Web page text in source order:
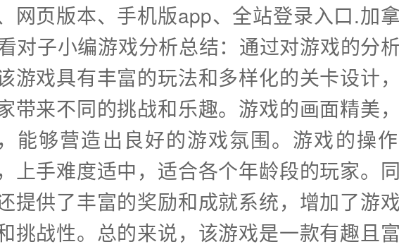
网页版本、手机版app、全站登录入口.加
对子小编游戏分析总结：通过对游戏的分
游戏具有丰富的玩法和多样化的关卡设计
带来不同的挑战和乐趣。游戏的画面精美
能够营造出良好的游戏氛围。游戏的操
上手难度适中，适合各个年龄段的玩家。
提供了丰富的奖励和成就系统，增加了游
挑战性。总的来说，该游戏是一款有趣且